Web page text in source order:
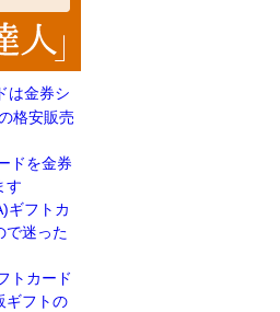
は金券シ
格安販売
ドを金券
す
ギフトカ
で迷った
トカード
ギフトの